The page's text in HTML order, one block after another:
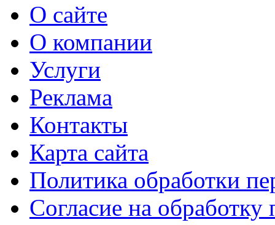
О сайте
О компании
Услуги
Реклама
Контакты
Карта сайта
Политика обработки
Согласие на